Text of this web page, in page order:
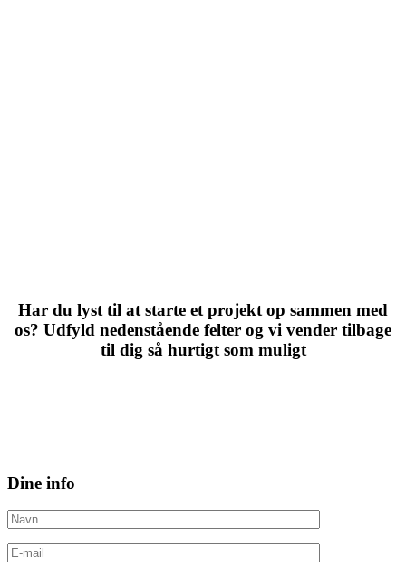
Har du lyst til at starte et projekt op sammen med
os? Udfyld nedenstående felter og vi vender tilbage
til dig så hurtigt som muligt
Dine info